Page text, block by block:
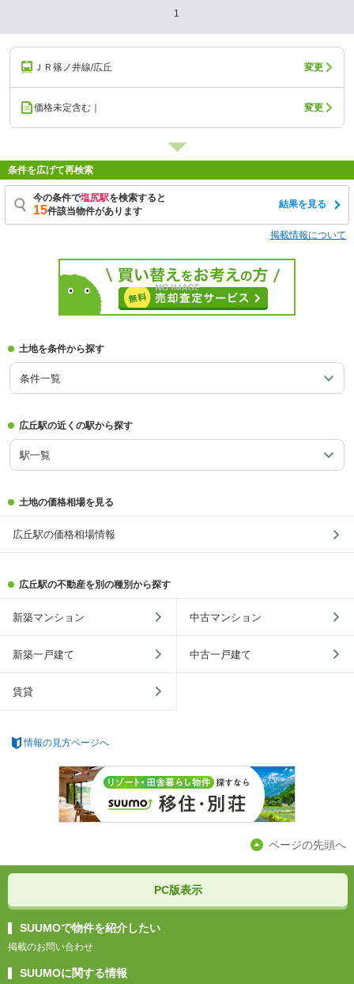
1
ＪＲ篠ノ井線/広丘 変更
価格未定含む｜ 変更
条件を広げて再検索
今の条件で塩尻駅を検索すると
15件該当物件があります
結果を見る
掲載情報について
土地を条件から探す
条件一覧
広丘駅の近くの駅から探す
駅一覧
土地の価格相場を見る
広丘駅の価格相場情報
広丘駅の不動産を別の種別から探す
新築マンション 中古マンション
新築一戸建て 中古一戸建て
賃貸
情報の見方ページへ
ページの先頭へ
PC版表示
SUUMOで物件を紹介したい
掲載のお問い合わせ
SUUMOに関する情報